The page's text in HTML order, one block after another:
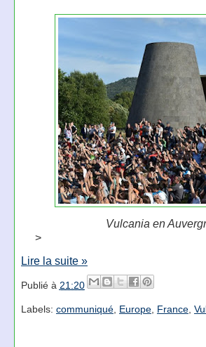
Vulcania en
>
Lire la suite »
Publié à 21:20
Labels: communiqué, Europe, France,